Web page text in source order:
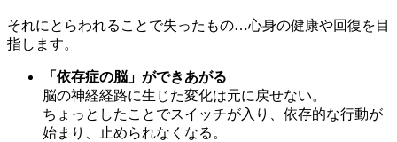
それにとらわれることで失ったもの…心身の健康や回復を目
指します。
「依存症の脳」ができあがる
脳の神経経路に生じた変化は元に戻せない。
ちょっとしたことでスイッチが入り、依存的な行動が
始まり、止められなくなる。